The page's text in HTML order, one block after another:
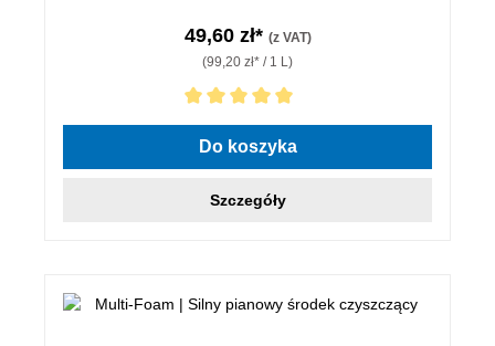
49,60 zł* (z VAT)
(99,20 zł* / 1 L)
Średnia ocena 5 z 5 gwiazdek
Do koszyka
Szczegóły